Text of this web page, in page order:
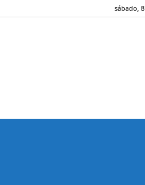
sábado,